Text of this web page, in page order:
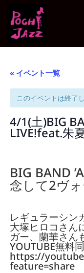
« イベント一覧
このイベントは終了
4/1(土)BIG
LIVE!feat.朱
BIG BAND
念して2ヴ
レギュラーシン
大塚ヒロコさん
ガー、蘭華さん
YOUTUBE無料
https://
feature=share